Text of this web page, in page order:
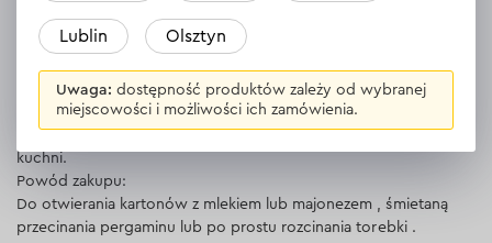
Grygoriy
29.10.2023
Bardzo dobre nożyczki do kuchni, używam ich od ponad
kuchni.
Powód zakupu:
Do otwierania kartonów z mlekiem lub majonezem , śmietaną
przecinania pergaminu lub po prostu rozcinania torebki .
Lublin Olsztyn
Uwaga: dostępność produktów zależy od wybranej
miejscowości i możliwości ich zamówienia.